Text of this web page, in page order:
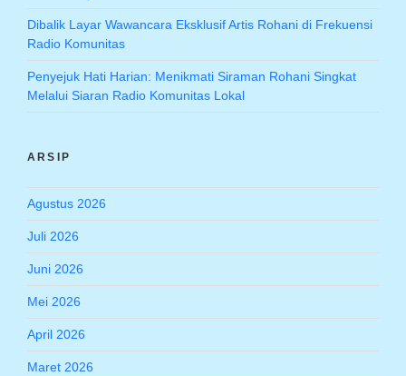
Dibalik Layar Wawancara Eksklusif Artis Rohani di Frekuensi
Radio Komunitas
Penyejuk Hati Harian: Menikmati Siraman Rohani Singkat
Melalui Siaran Radio Komunitas Lokal
ARSIP
Agustus 2026
Juli 2026
Juni 2026
Mei 2026
April 2026
Maret 2026